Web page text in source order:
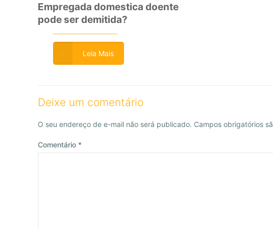
Empregada domestica doente
pode ser demitida?
Leia Mais
Deixe um comentário
O seu endereço de e-mail não será publicado. Campos obrigatórios
Comentário *